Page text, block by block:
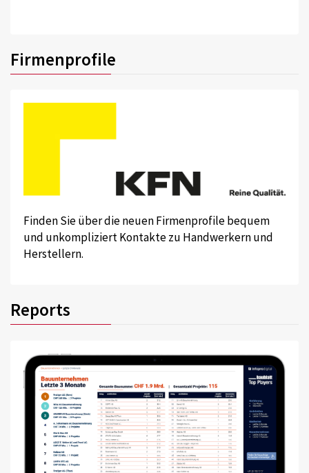
Firmenprofile
Finden Sie über die neuen Firmenprofile bequem
und unkompliziert Kontakte zu Handwerkern und
Herstellern.
Reports